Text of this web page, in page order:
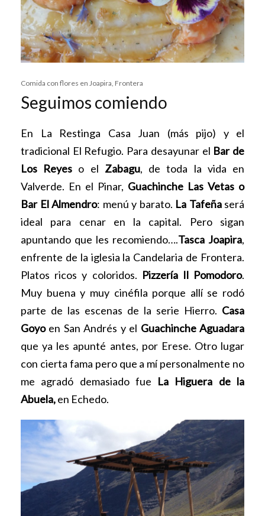
Comida con flores en Joapira, Frontera
Seguimos comiendo
En La Restinga Casa Juan (más pijo) y el
tradicional El Refugio. Para desayunar el Bar de
Los Reyes o el Zabagu, de toda la vida en
Valverde. En el Pinar, Guachinche Las Vetas o
Bar El Almendro: menú y barato. La Tafeñaserá
ideal para cenar en la capital. Pero sigan
apuntando que les recomiendo….Tasca Joapira,
enfrente de la iglesia la Candelaria de Frontera.
Platos ricos y coloridos. Pizzería Il Pomodoro.
Muy buena y muy cinéfila porque allí se rodó
parte de las escenas de la serie Hierro. Casa
Goyoen San Andrés y el Guachinche Aguadara
que ya les apunté antes, por Erese. Otro lugar
con cierta fama pero que a mí personalmente no
me agradó demasiado fue La Higuera de la
Abuela,en Echedo.